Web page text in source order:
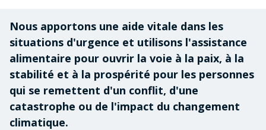
Nous apportons une aide vitale dans les
situations d'urgence et utilisons l'assistance
alimentaire pour ouvrir la voie à la paix, à la
stabilité et à la prospérité pour les personnes
qui se remettent d'un conflit, d'une
catastrophe ou de l'impact du changement
climatique.